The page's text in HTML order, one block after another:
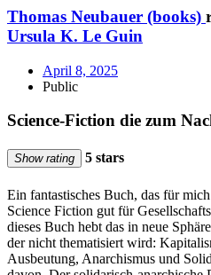
Thomas Neubauer (books)
Ursula K. Le Guin
April 8, 2025
Public
Science-Fiction die zum
Show rating 5 stars
Ein fantastisches Buch, das für
Science Fiction gut für
dieses Buch hebt das in neue
der nicht thematisiert wird:
Ausbeutung, Anarchismus und